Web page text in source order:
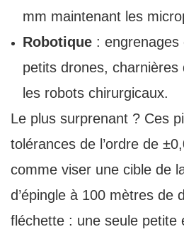
mm maintenant les
Robotique: engrenages
petits drones,
les robots chirurgicaux.
Le plus surprenant ? Ces
tolérances de l’ordre de
comme viser une cible de
d’épingle à 100 mètres de
fléchette : une seule petite